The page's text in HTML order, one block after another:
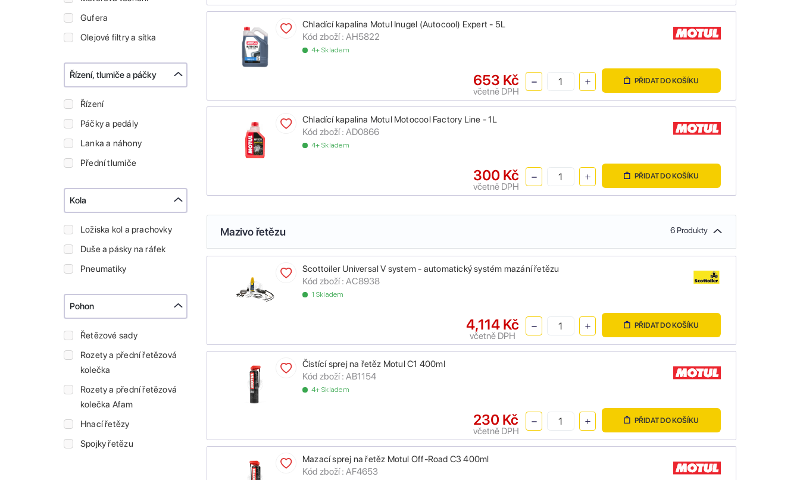
Gufera
Olejové filtry a sítka
Řízení, tlumiče a páčky
Řízení
Páčky a pedály
Lanka a náhony
Přední tlumiče
Kola
Ložiska kol a prachovky
Duše a pásky na ráfek
Pneumatiky
Pohon
Řetězové sady
Rozety a přední řetězová
kolečka
Rozety a přední řetězová
kolečka Afam
Hnací řetězy
Spojky řetězu
Chladící kapalina Motul Inugel (Autocool) Expert - 5L
Kód zboží : AH5822
4+ Skladem
653 Kč
včetně DPH
PŘIDAT DO KOŠÍKU
Chladící kapalina Motul Motocool Factory Line - 1L
Kód zboží : AD0866
4+ Skladem
300 Kč
včetně DPH
PŘIDAT DO KOŠÍKU
Mazivo řetězu 6 Produkty
Scottoiler Universal V system - automatický systém mazání řetězu
Kód zboží : AC8938
1 Skladem
4,114 Kč
včetně DPH
PŘIDAT DO KOŠÍKU
Čistící sprej na řetěz Motul C1 400ml
Kód zboží : AB1154
4+ Skladem
230 Kč
včetně DPH
PŘIDAT DO KOŠÍKU
Mazací sprej na řetěz Motul Off-Road C3 400ml
Kód zboží : AF4653